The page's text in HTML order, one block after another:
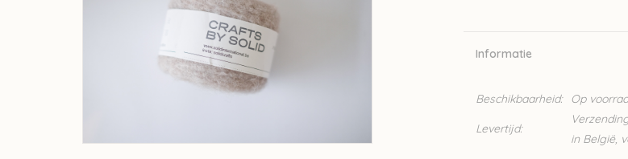
Informatie
Beschikbaarheid: Op
Levertijd:
in België,